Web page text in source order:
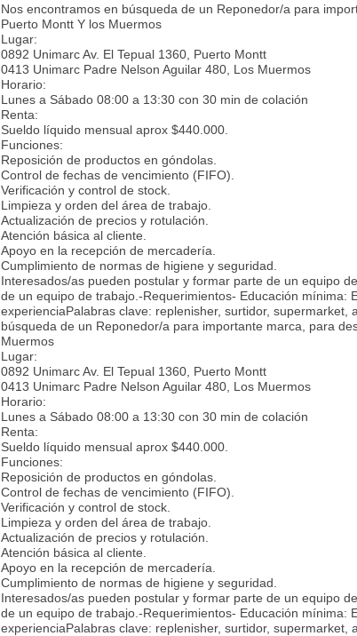
Nos encontramos en búsqueda de un Reponedor/a para
Puerto Montt Y los Muermos
Lugar:
0892 Unimarc Av. El Tepual 1360, Puerto Montt
0413 Unimarc Padre Nelson Aguilar 480, Los Muermos
Horario:
Lunes a Sábado 08:00 a 13:30 con 30 min de colación
Renta:
Sueldo líquido mensual aprox $440.000.
Funciones:
Reposición de productos en góndolas.
Control de fechas de vencimiento (FIFO).
Verificación y control de stock.
Limpieza y orden del área de trabajo.
Actualización de precios y rotulación.
Atención básica al cliente.
Apoyo en la recepción de mercadería.
Cumplimiento de normas de higiene y seguridad.
Interesados/as pueden postular y formar parte de un equipo
de un equipo de trabajo.-Requerimientos- Educación mínima:
experienciaPalabras clave: replenisher, surtidor,
búsqueda de un Reponedor/a para importante marca, para
Muermos
Lugar:
0892 Unimarc Av. El Tepual 1360, Puerto Montt
0413 Unimarc Padre Nelson Aguilar 480, Los Muermos
Horario:
Lunes a Sábado 08:00 a 13:30 con 30 min de colación
Renta:
Sueldo líquido mensual aprox $440.000.
Funciones:
Reposición de productos en góndolas.
Control de fechas de vencimiento (FIFO).
Verificación y control de stock.
Limpieza y orden del área de trabajo.
Actualización de precios y rotulación.
Atención básica al cliente.
Apoyo en la recepción de mercadería.
Cumplimiento de normas de higiene y seguridad.
Interesados/as pueden postular y formar parte de un equipo
de un equipo de trabajo.-Requerimientos- Educación mínima:
experienciaPalabras clave: replenisher, surtidor, supermarket,